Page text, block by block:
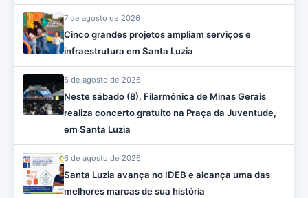
7 de agosto de 2026
Cinco grandes projetos ampliam serviços e
infraestrutura em Santa Luzia
6 de agosto de 2026
Neste sábado (8), Filarmônica de Minas Gerais
realiza concerto gratuito na Praça da Juventude,
em Santa Luzia
6 de agosto de 2026
Santa Luzia avança no IDEB e alcança uma das
melhores marcas de sua história